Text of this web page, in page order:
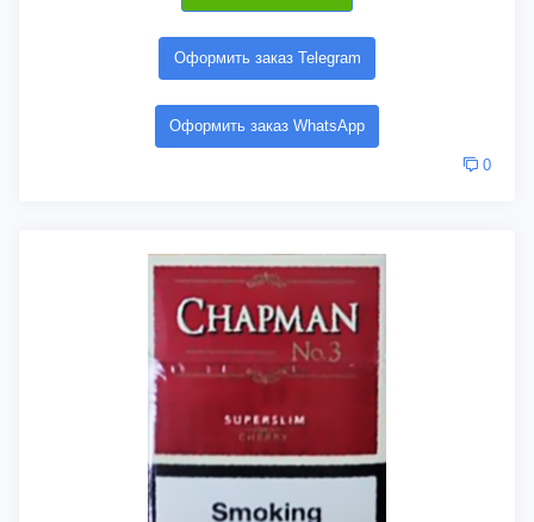
Оформить заказ Telegram
Оформить заказ WhatsApp
0